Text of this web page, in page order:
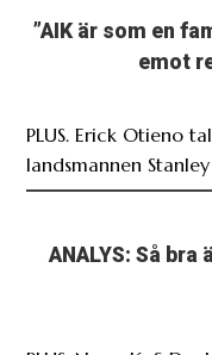
”AIK är som en
emot
PLUS. Erick Otieno
landsmannen
ANALYS: Så